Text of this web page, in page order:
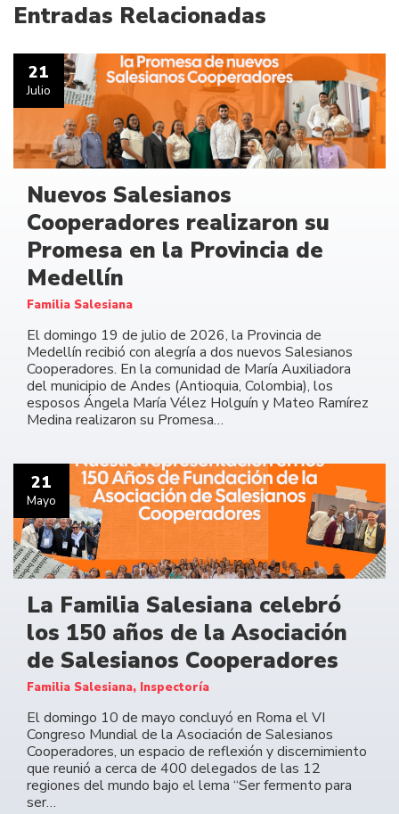
Entradas Relacionadas
21
Julio
Nuevos Salesianos
Cooperadores realizaron su
Promesa en la Provincia de
Medellín
Familia Salesiana
El domingo 19 de julio de 2026, la Provincia de
Medellín recibió con alegría a dos nuevos Salesianos
Cooperadores. En la comunidad de María Auxiliadora
del municipio de Andes (Antioquia, Colombia), los
esposos Ángela María Vélez Holguín y Mateo Ramírez
Medina realizaron su Promesa…
21
Mayo
La Familia Salesiana celebró
los 150 años de la Asociación
de Salesianos Cooperadores
Familia Salesiana, Inspectoría
El domingo 10 de mayo concluyó en Roma el VI
Congreso Mundial de la Asociación de Salesianos
Cooperadores, un espacio de reflexión y discernimiento
que reunió a cerca de 400 delegados de las 12
regiones del mundo bajo el lema “Ser fermento para
ser…